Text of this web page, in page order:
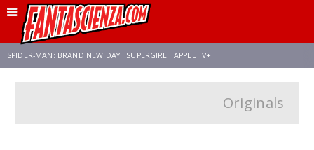
SPIDER-MAN: BRAND NEW DAY SUPERGIRL APPLE TV+
AVENGERS: DOOMSDAY
Originals